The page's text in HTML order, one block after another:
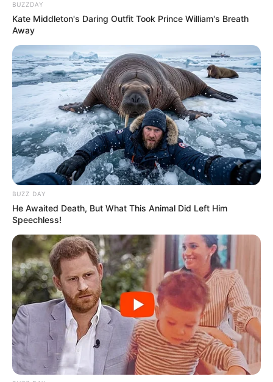
BUZZDAY
Kate Middleton's Daring Outfit Took Prince William's Breath
Away
BUZZ DAY
He Awaited Death, But What This Animal Did Left Him
Speechless!